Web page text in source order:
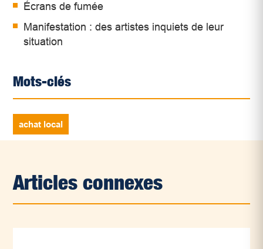
Écrans de fumée
Manifestation : des artistes inquiets de leur
situation
Mots-clés
achat local
Articles connexes